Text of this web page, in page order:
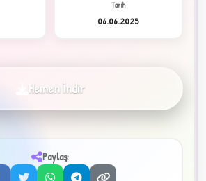
Tarih
06.06.2025
Hemen İndir
Paylaş: